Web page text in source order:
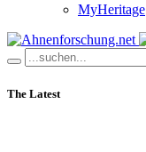
MyHeritage
The Latest